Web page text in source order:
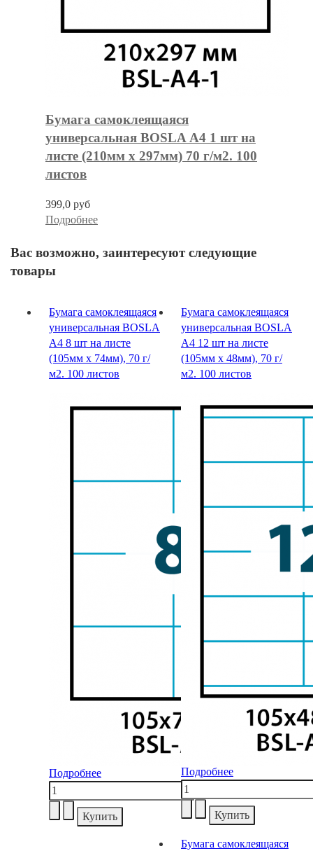
Бумага самоклеящаяся
универсальная BOSLA А4 1 шт на
листе (210мм х 297мм) 70 г/м2. 100
листов
399,0 руб
Подробнее
Вас возможно, заинтересуют следующие
товары
Бумага самоклеящаяся
универсальная BOSLA
А4 8 шт на листе
(105мм х 74мм), 70 г/
м2. 100 листов
Подробнее
Бумага самоклеящаяся
универсальная BOSLA
А4 12 шт на листе
(105мм х 48мм), 70 г/
м2. 100 листов
Подробнее
Бумага самоклеящаяся